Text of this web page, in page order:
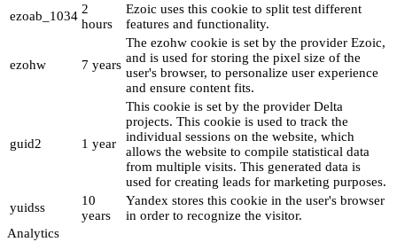
ezoab_1034 2
hours
Ezoic uses this cookie to split test different
features and functionality.
ezohw 7 years
The ezohw cookie is set by the provider Ezoic,
and is used for storing the pixel size of the
user's browser, to personalize user experience
and ensure content fits.
guid2 1 year
This cookie is set by the provider Delta
projects. This cookie is used to track the
individual sessions on the website, which
allows the website to compile statistical data
from multiple visits. This generated data is
used for creating leads for marketing purposes.
yuidss
10
years
Yandex stores this cookie in the user's browser
in order to recognize the visitor.
Analytics